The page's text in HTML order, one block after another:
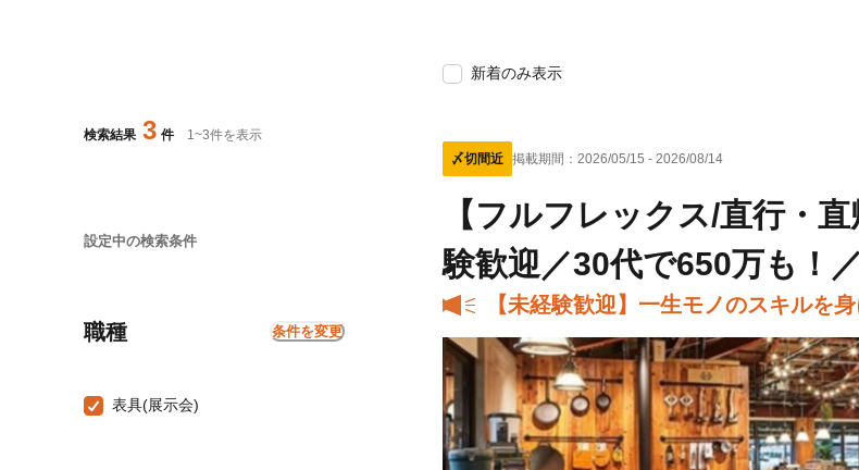
検索結果 3 件 1~3件を表示
設定中の検索条件
職種 条件を変更
表具(展示会)
新着のみ表示
〆切間近 掲載期間： 2026/05/15 - 2026/08/14
【フルフレックス/直行・
験歓迎／30代で650万も！
【未経験歓迎】一生モノのスキルを